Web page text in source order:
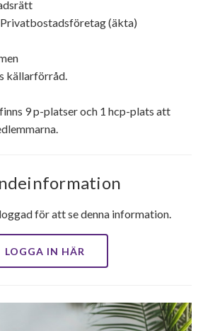
(äkta)
källarförråd.
9 p-platser och 1 hcp-plats att
för att se denna information.
LOGGA IN HÄR